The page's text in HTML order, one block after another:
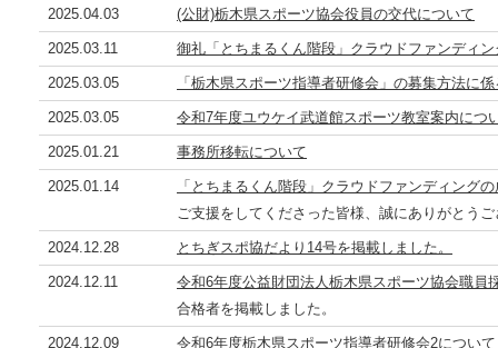
2025.04.03 (公財)栃木県スポーツ協会役員の交代について
2025.03.11 御礼「とちまるくん階段」クラウドファンディン
2025.03.05 「栃木県スポーツ指導者研修会」の募集方法に
2025.03.05 令和7年度ユウケイ武道館スポーツ教室案内につ
2025.01.21 事務所移転について
2025.01.14
「とちまるくん階段」クラウドファンディング
ご支援をしてくださった皆様、誠にありがとう
2024.12.28 とちぎスポ協だより14号を掲載しました。
2024.12.11
令和6年度公益財団法人栃木県スポーツ協会職員
合格者を掲載しました。
2024.12.09
令和6年度栃木県スポーツ指導者研修会2について